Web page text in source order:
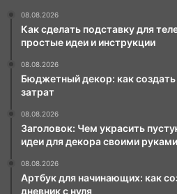
08.08.2026
Как сделать подставку для
простые идеи и инструкции
08.08.2026
Бюджетный декор: как
затрат
08.08.2026
Заголовок: Чем украсить
идеи для декора своими руками
08.08.2026
Артбук для начинающих: как
дневник с нуля